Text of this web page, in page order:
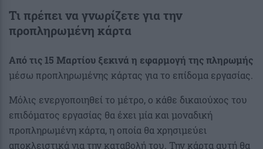
Τι πρέπει να γνωρίζετε για την
προπληρωμένη κάρτα
Από τις 15 Μαρτίου ξεκινά η εφαρμογή της πληρωμής
μέσω προπληρωμένης κάρτας για το επίδομα εργασίας.
Μόλις ενεργοποιηθεί το μέτρο, ο κάθε δικαιούχος του
επιδόματος εργασίας θα έχει μία και μοναδική
προπληρωμένη κάρτα, η οποία θα χρησιμεύει
αποκλειστικά για την καταβολή του. Την κάρτα αυτή θα